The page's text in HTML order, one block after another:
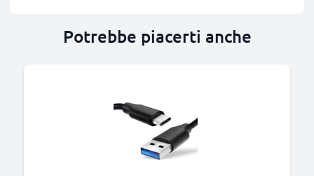
Potrebbe piacerti anche